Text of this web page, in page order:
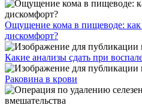
Ощущение кома в пищеводе: как
дискомфорт?
Какие анализы сдать при
Раковина в крови